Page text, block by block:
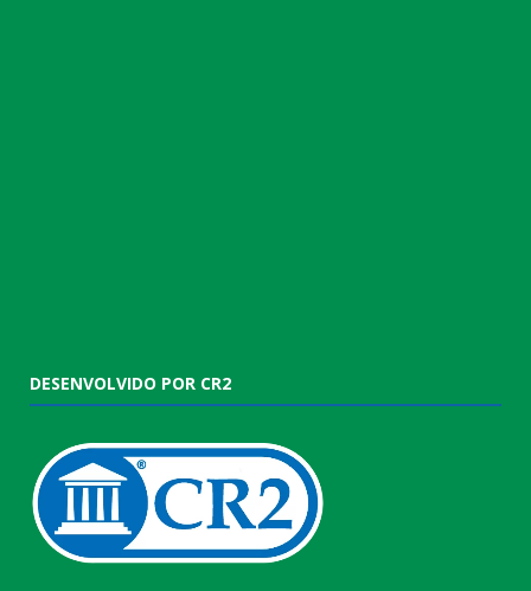
DESENVOLVIDO POR CR2